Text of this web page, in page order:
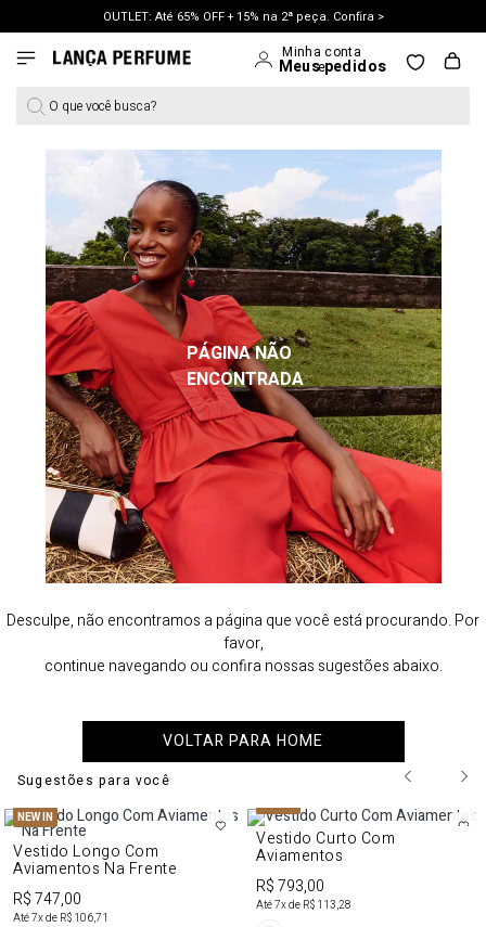
OUTLET: Até 65% OFF + 15% na 2ª peça. Confira >
LANÇAMENTO PRIMAVERA 27. Clique e aproveite.
O que você busca?
PÁGINA NÃO
ENCONTRADA
Desculpe, não encontramos a página que você está procurando. Por
favor,
continue navegando ou confira nossas sugestões abaixo.
VOLTAR PARA HOME
Sugestões para você
NEW IN
Vestido Longo Com
Aviamentos Na Frente
R$ 747,00
Até7x de R$ 106,71
NEW IN
Vestido Curto Com
Aviamentos
R$ 793,00
Até7x de R$ 113,28